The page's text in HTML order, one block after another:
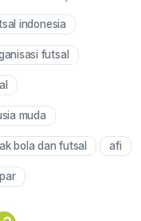
Mute
indonesia
futsal
muda
bola dan futsal afi